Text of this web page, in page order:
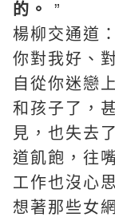
的。
”
楊柳交通道
你對我好、
自從你迷戀
和孩子了，
見，也失去
道飢飽，往
工作也沒心
想著那些女